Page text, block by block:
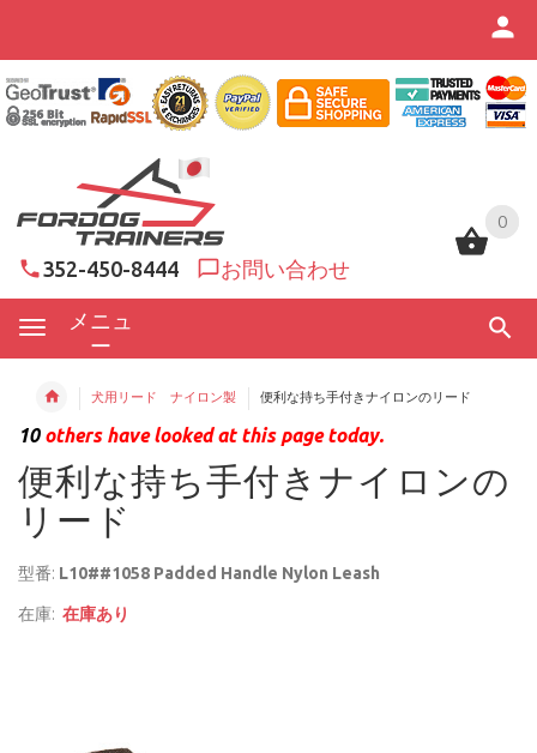
0
352-450-8444 お問い合わせ
メニュ
ー
0
犬用リード ナイロン製 便利な持ち手付きナイロンのリード
10others have looked at this page today.
便利な持ち手付きナイロンの
リード
型番: L10##1058 Padded Handle Nylon Leash
在庫: 在庫あり